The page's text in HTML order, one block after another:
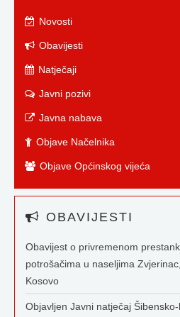
Novosti
Obavijesti
Natječaji
Javni pozivi
Javna nabava
Objave Načelnika
Objave Općinskog vijeća
OBAVIJESTI
Obavijest o privremenom
potrošačima u naseljima
Kosovo
Objavljen Javni natječaj